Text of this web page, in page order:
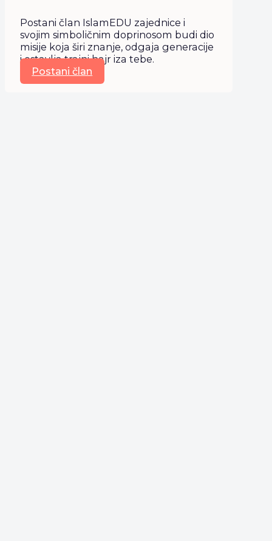
Postani član IslamEDU zajednice i
svojim simboličnim doprinosom budi dio
misije koja širi znanje, odgaja generacije
i ostavlja trajni hajr iza tebe.
Postani član